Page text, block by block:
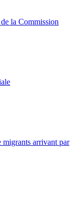
la Commission
migrants arrivant par